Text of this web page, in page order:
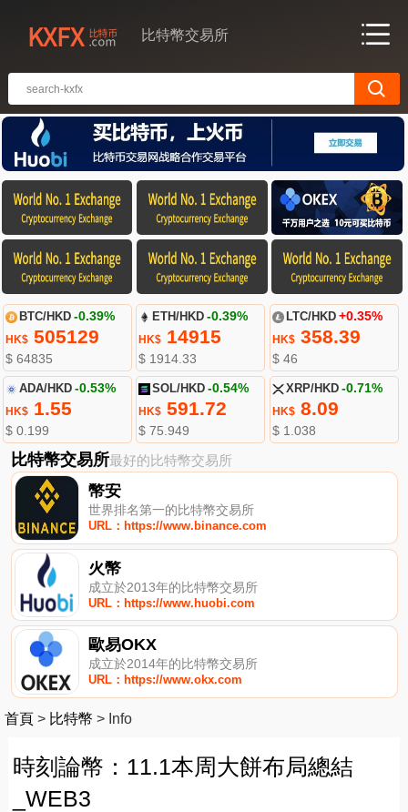
比特幣交易所
BTC/HKD -0.39%
HK$505129
$ 64835
ETH/HKD -0.39%
HK$ 14915
$ 1914.33
LTC/HKD +0.35%
HK$358.39
$ 46
ADA/HKD -0.53%
HK$1.55
$ 0.199
SOL/HKD -0.54%
HK$ 591.72
$ 75.949
XRP/HKD -0.71%
HK$8.09
$ 1.038
比特幣交易所最好的比特幣交易所
幣安
世界排名第一的比特幣交易所
URL：https://www.binance.com
火幣
成立於2013年的比特幣交易所
URL：https://www.huobi.com
歐易OKX
成立於2014年的比特幣交易所
URL：https://www.okx.com
首頁 > 比特幣 > Info
時刻論幣：11.1本周大餅布局總結
_WEB3